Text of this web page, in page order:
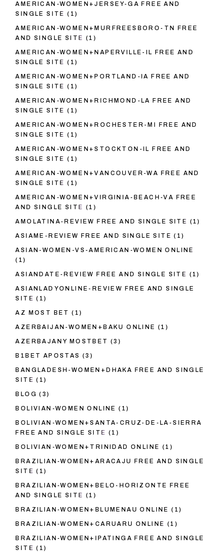
AMERICAN-WOMEN+JERSEY-GA FREE AND
SINGLE SITE (1)
AMERICAN-WOMEN+MURFREESBORO-TN FREE
AND SINGLE SITE (1)
AMERICAN-WOMEN+NAPERVILLE-IL FREE AND
SINGLE SITE (1)
AMERICAN-WOMEN+PORTLAND-IA FREE AND
SINGLE SITE (1)
AMERICAN-WOMEN+RICHMOND-LA FREE AND
SINGLE SITE (1)
AMERICAN-WOMEN+ROCHESTER-MI FREE AND
SINGLE SITE (1)
AMERICAN-WOMEN+STOCKTON-IL FREE AND
SINGLE SITE (1)
AMERICAN-WOMEN+VANCOUVER-WA FREE AND
SINGLE SITE (1)
AMERICAN-WOMEN+VIRGINIA-BEACH-VA FREE
AND SINGLE SITE (1)
AMOLATINA-REVIEW FREE AND SINGLE SITE (1)
ASIAME-REVIEW FREE AND SINGLE SITE (1)
ASIAN-WOMEN-VS-AMERICAN-WOMEN ONLINE
(1)
ASIANDATE-REVIEW FREE AND SINGLE SITE (1)
ASIANLADYONLINE-REVIEW FREE AND SINGLE
SITE (1)
AZ MOST BET (1)
AZERBAIJAN-WOMEN+BAKU ONLINE (1)
AZERBAJANY MOSTBET (3)
B1BET APOSTAS (3)
BANGLADESH-WOMEN+DHAKA FREE AND SINGLE
SITE (1)
BLOG (3)
BOLIVIAN-WOMEN ONLINE (1)
BOLIVIAN-WOMEN+SANTA-CRUZ-DE-LA-SIERRA
FREE AND SINGLE SITE (1)
BOLIVIAN-WOMEN+TRINIDAD ONLINE (1)
BRAZILIAN-WOMEN+ARACAJU FREE AND SINGLE
SITE (1)
BRAZILIAN-WOMEN+BELO-HORIZONTE FREE
AND SINGLE SITE (1)
BRAZILIAN-WOMEN+BLUMENAU ONLINE (1)
BRAZILIAN-WOMEN+CARUARU ONLINE (1)
BRAZILIAN-WOMEN+IPATINGA FREE AND SINGLE
SITE (1)